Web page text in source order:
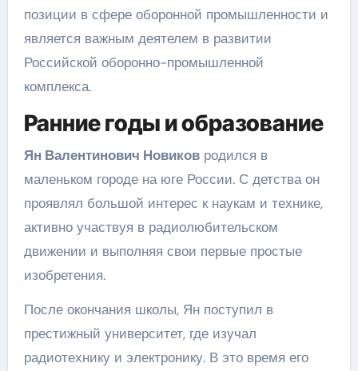
позиции в сфере оборонной промышленности и
является важным деятелем в развитии
Российской оборонно-промышленной
комплекса.
Ранние годы и образование
Ян Валентинович Новиковродился в
маленьком городе на юге России. С детства он
проявлял большой интерес к наукам и технике,
активно участвуя в радиолюбительском
движении и выполняя свои первые простые
изобретения.
После окончания школы, Ян поступил в
престижный университет, где изучал
радиотехнику и электронику. В это время его